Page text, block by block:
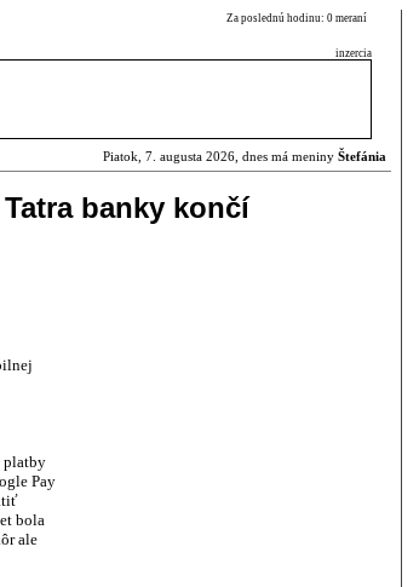
Za poslednú hodinu: 0 meraní
inzercia
Piatok, 7. augusta 2026, dnes má meniny Štefánia
banky končí
platby
Pay
bola
ale